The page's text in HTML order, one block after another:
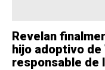
Revelan
hijo adoptivo de
responsable de